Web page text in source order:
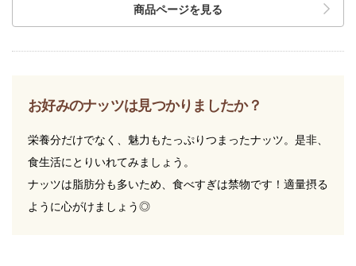
商品ページを見る
お好みのナッツは見つかりましたか？
栄養分だけでなく、魅力もたっぷりつまったナッツ。是非、
食生活にとりいれてみましょう。
ナッツは脂肪分も多いため、食べすぎは禁物です！適量摂る
ように心がけましょう◎